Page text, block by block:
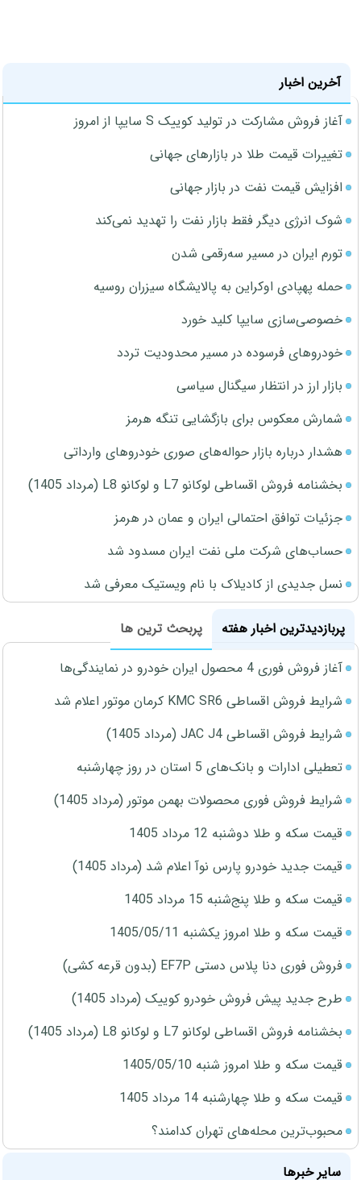
آخرین اخبار
آغاز فروش مشارکت در تولید کوییک S سایپا از امروز
تغییرات قیمت طلا در بازارهای جهانی
افزایش قیمت نفت در بازار جهانی
شوک انرژی دیگر فقط بازار نفت را تهدید نمی‌کند
تورم ایران در مسیر سه‌رقمی شدن
حمله پهپادی اوکراین به پالایشگاه سیزران روسیه
خصوصی‌سازی سایپا کلید خورد
خودروهای فرسوده در مسیر محدودیت تردد
بازار ارز در انتظار سیگنال سیاسی
شمارش معکوس برای بازگشایی تنگه هرمز
هشدار درباره بازار حواله‌های صوری خودروهای وارداتی
بخشنامه فروش اقساطی لوکانو L7 و لوکانو L8 (مرداد 1405)
جزئیات توافق احتمالی ایران و عمان در هرمز
حساب‌های شرکت ملی نفت ایران مسدود شد
نسل جدیدی از کادیلاک با نام ویستیک معرفی شد
پربازدیدترین اخبار هفته
پربحث ترین ها
آغاز فروش فوری 4 محصول ایران خودرو در نمایندگی‌ها
شرایط فروش اقساطی KMC SR6 کرمان موتور اعلام شد
شرایط فروش اقساطی JAC J4 (مرداد 1405)
تعطیلی ادارات و بانک‌های 5 استان در روز چهارشنبه
شرایط فروش فوری محصولات بهمن موتور (مرداد 1405)
قیمت سکه و طلا دوشنبه 12 مرداد 1405
قیمت جدید خودرو پارس نوآ اعلام شد (مرداد 1405)
قیمت سکه و طلا پنج‌شنبه 15 مرداد 1405
قیمت سکه و طلا امروز یکشنبه 1405/05/11
فروش فوری دنا پلاس دستی EF7P (بدون قرعه کشی)
طرح جدید پیش فروش خودرو کوییک (مرداد 1405)
بخشنامه فروش اقساطی لوکانو L7 و لوکانو L8 (مرداد 1405)
قیمت سکه و طلا امروز شنبه 1405/05/10
قیمت سکه و طلا چهارشنبه 14 مرداد 1405
محبوب‌ترین محله‌های تهران کدامند؟
سایر خبرها